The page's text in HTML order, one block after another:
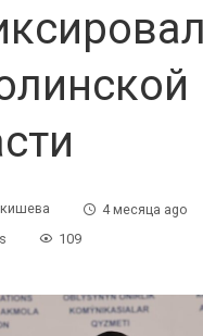
4 месяца ago
109